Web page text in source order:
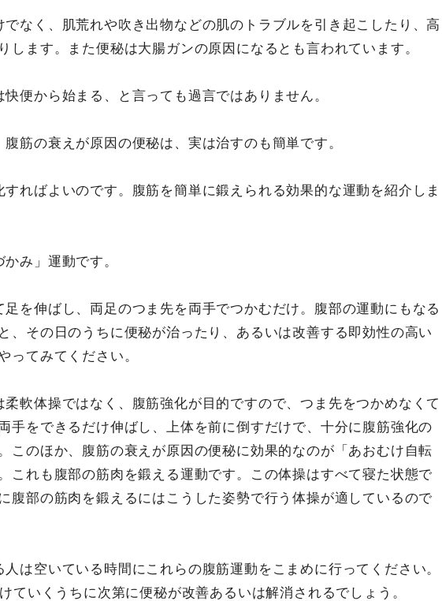
でなく、肌荒れや吹き出物などの肌のトラブルを引き起こしたり、高
します。また便秘は大腸ガンの原因になるとも言われています。
便から始まる、と言っても過言ではありません。
腹筋の衰えが原因の便秘は、実は治すのも簡単です。
すればよいのです。腹筋を簡単に鍛えられる効果的な運動を紹介しま
み」運動です。
足を伸ばし、両足のつま先を両手でつかむだけ。腹部の運動にもなる
、その日のうちに便秘が治ったり、あるいは改善する即効性の高い
ってみてください。
柔軟体操ではなく、腹筋強化が目的ですので、つま先をつかめなくて
手をできるだけ伸ばし、上体を前に倒すだけで、十分に腹筋強化の
このほか、腹筋の衰えが原因の便秘に効果的なのが「あおむけ自転
これも腹部の筋肉を鍛える運動です。この体操はすべて寝た状態で
腹部の筋肉を鍛えるにはこうした姿勢で行う体操が適しているので
は空いている時間にこれらの腹筋運動をこまめに行ってください。
ていくうちに次第に便秘が改善あるいは解消されるでしょう。